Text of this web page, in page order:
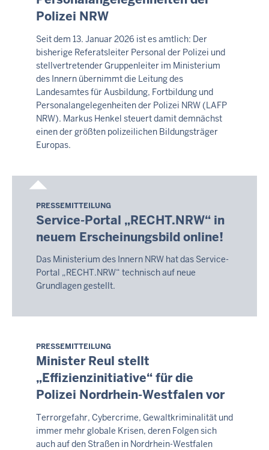
05:06
Polizei NRW
Seit dem 13. Januar 2026 ist es amtlich: Der
bisherige Referatsleiter Personal der Polizei und
stellvertretender Gruppenleiter im Ministerium
des Innern übernimmt die Leitung des
Landesamtes für Ausbildung, Fortbildung und
Personalangelegenheiten der Polizei NRW (LAFP
NRW). Markus Henkel steuert damit demnächst
einen der größten polizeilichen Bildungsträger
Europas.
Montag,
10.
August
2026
-
05:06
PRESSEMITTEILUNG
Service-Portal „RECHT.NRW“ in
neuem Erscheinungsbild online!
Das Ministerium des Innern NRW hat das Service-
Portal „RECHT.NRW“ technisch auf neue
Grundlagen gestellt.
Montag,
10.
August
2026
05:06
PRESSEMITTEILUNG
Minister Reul stellt
„Effizienzinitiative“ für die
Polizei Nordrhein-Westfalen vor
Terrorgefahr, Cybercrime, Gewaltkriminalität und
immer mehr globale Krisen, deren Folgen sich
auch auf den Straßen in Nordrhein-Westfalen